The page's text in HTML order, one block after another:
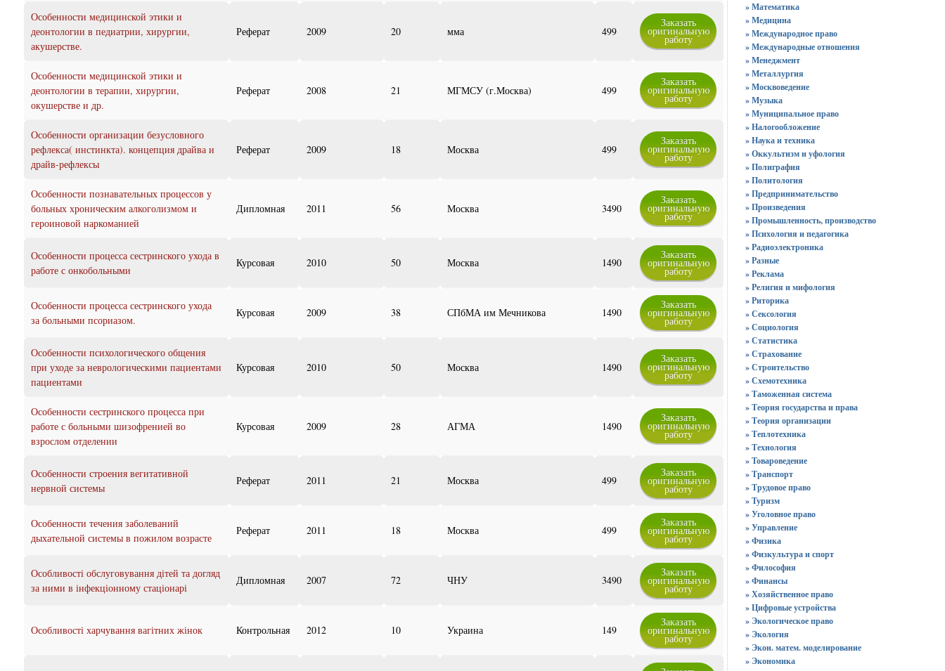
Особенности медицинской этики и
деонтологии в педиатрии, хирургии,
акушерстве.
Реферат 2009 20 мма 499
Заказать
оригинальную
работу
Особенности медицинской этики и
деонтологии в терапии, хирургии,
окушерстве и др.
Реферат 2008 21 МГМСУ (г.Москва) 499
Заказать
оригинальную
работу
Особенности организации безусловного
рефлекса( инстинкта). концепция драйва и
драйв-рефлексы
Реферат 2009 18 Москва 499
Заказать
оригинальную
работу
Особенности познавательных процессов у
больных хроническим алкоголизмом и
героиновой наркоманией
Дипломная 2011 56 Москва 3490
Заказать
оригинальную
работу
Особенности процесса сестринского ухода в
работе с онкобольными
Курсовая 2010 50 Москва 1490
Заказать
оригинальную
работу
Особенности процесса сестринского ухода
за больными псориазом.
Курсовая 2009 38 СПбМА им Мечникова 1490
Заказать
оригинальную
работу
Особенности психологического общения
при уходе за неврологическими пациентами
пациентами
Курсовая 2010 50 Москва 1490
Заказать
оригинальную
работу
Особенности сестринского процесса при
работе с больными шизофренией во
взрослом отделении
Курсовая 2009 28 АГМА 1490
Заказать
оригинальную
работу
Особенности строения вегитативной
нервной системы
Реферат 2011 21 Москва 499
Заказать
оригинальную
работу
Особенности течения заболеваний
дыхательной системы в пожилом возрасте
Реферат 2011 18 Москва 499
Заказать
оригинальную
работу
Особливості обслуговування дітей та догляд
за ними в інфекціонному стаціонарі
Дипломная 2007 72 ЧНУ 3490
Заказать
оригинальную
работу
Особливості харчування вагітних жінок Контрольная 2012 10 Украина 149
Заказать
оригинальную
работу
» Математика
» Медицина
» Международное право
» Международные отношения
» Менеджмент
» Металлургия
» Москвоведение
» Музыка
» Муниципальное право
» Налогообложение
» Наука и техника
» Оккультизм и уфология
» Полиграфия
» Политология
» Предпринимательство
» Произведения
» Промышленность, производство
» Психология и педагогика
» Радиоэлектроника
» Разные
» Реклама
» Религия и мифология
» Риторика
» Сексология
» Социология
» Статистика
» Страхование
» Строительство
» Схемотехника
» Таможенная система
» Теория государства и права
» Теория организации
» Теплотехника
» Технология
» Товароведение
» Транспорт
» Трудовое право
» Туризм
» Уголовное право
» Управление
» Физика
» Физкультура и спорт
» Философия
» Финансы
» Хозяйственное право
» Цифровые устройства
» Экологическое право
» Экология
» Экон. матем. моделирование
» Экономика